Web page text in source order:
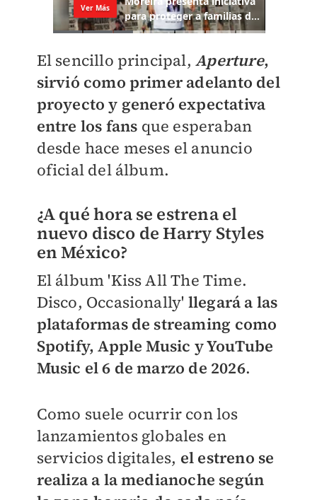
El sencillo principal,Aperture,
sirvió como primer adelanto del
proyecto y generó expectativa
entre los fans que esperaban
desde hace meses el anuncio
oficial del álbum.
¿A qué hora se estrena el
nuevo disco de Harry Styles
en México?
El álbum 'Kiss All The Time.
Disco, Occasionally' llegará a las
plataformas de streaming como
Spotify, Apple Music y YouTube
Music el 6 de marzo de 2026.
Como suele ocurrir con los
lanzamientos globales en
servicios digitales, el estreno se
realiza a la medianoche según